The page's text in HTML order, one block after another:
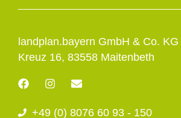
landplan.bayern GmbH & Co. KG
Kreuz 16, 83558 Maitenbeth
F
a
e
I
t
E
e
+49 (0) 8076 60 93 - 150